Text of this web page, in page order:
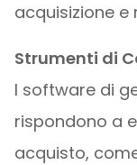
acquisizione
Strumenti di
I software di
rispondono a
acquisto,